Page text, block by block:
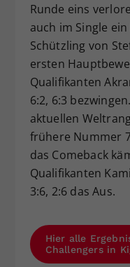
Runde eins
auch im Single
Schützling von
ersten
Qualifikanten
6:2, 6:3
aktuellen
frühere Nummer
das Comeback
Qualifikanten
3:6, 2:6 das Aus.
Hier alle
Challengers in